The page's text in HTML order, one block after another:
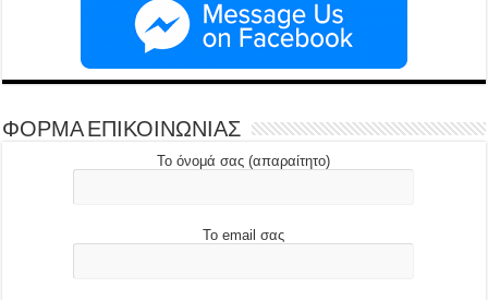
ΦΟΡΜΑ ΕΠΙΚΟΙΝΩΝΙΑΣ
Το όνομά σας (απαραίτητο)
Το email σας